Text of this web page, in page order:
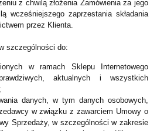
z chwilą złożenia Zamówienia za jego
wcześniejszego zaprzestania składania
przez Klienta.
szczególności do:
w ramach Sklepu Internetowego
aktualnych i wszystkich
danych, w tym danych osobowych,
w związku z zawarciem Umowy o
Sprzedaży, w szczególności w zakresie